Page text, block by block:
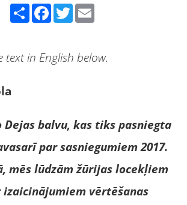
Facebook Twitter
text in English below.
Dejas balvu, kas tiks pasniegta
par sasniegumiem 2017.
mēs lūdzām žūrijas locekļiem
vērtēšanas